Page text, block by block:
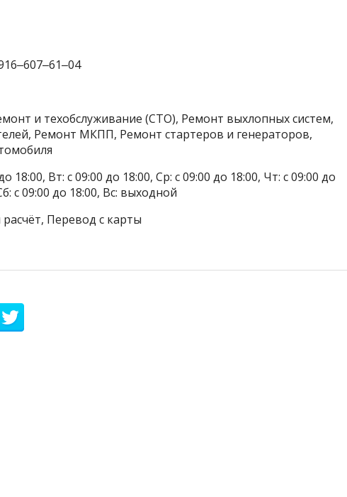
и техобслуживание (СТО), Ремонт выхлопных систем,
Ремонт МКПП, Ремонт стартеров и генераторов,
18:00, Вт: с 09:00 до 18:00, Ср: с 09:00 до 18:00, Чт: с 09:00 до
с 09:00 до 18:00, Вс: выходной
Перевод с карты